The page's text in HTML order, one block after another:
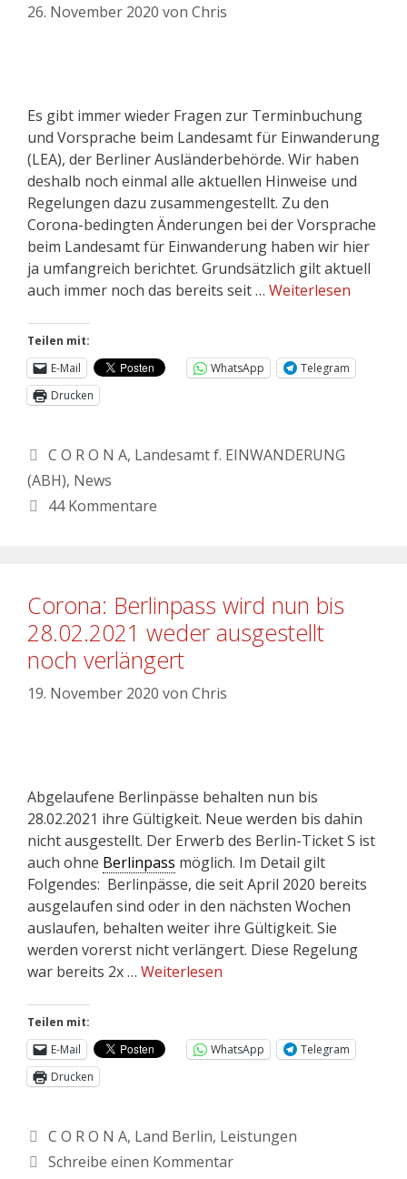
26. November 2020 von Chris
Es gibt immer wieder Fragen zur Terminbuchung
und Vorsprache beim Landesamt für Einwanderung
(LEA), der Berliner Ausländerbehörde. Wir haben
deshalb noch einmal alle aktuellen Hinweise und
Regelungen dazu zusammengestellt. Zu den
Corona-bedingten Änderungen bei der Vorsprache
beim Landesamt für Einwanderung haben wir hier
ja umfangreich berichtet. Grundsätzlich gilt aktuell
auch immer noch das bereits seit … Weiterlesen
Teilen mit:
E-Mail
WhatsApp
Telegram
Drucken
C O R O N A, Landesamt f. EINWANDERUNG
(ABH), News
44 Kommentare
Corona: Berlinpass wird nun bis
28.02.2021 weder ausgestellt
noch verlängert
19. November 2020 von Chris
Abgelaufene Berlinpässe behalten nun bis
28.02.2021 ihre Gültigkeit. Neue werden bis dahin
nicht ausgestellt. Der Erwerb des Berlin-Ticket S ist
auch ohne Berlinpass möglich. Im Detail gilt
Folgendes: Berlinpässe, die seit April 2020 bereits
ausgelaufen sind oder in den nächsten Wochen
auslaufen, behalten weiter ihre Gültigkeit. Sie
werden vorerst nicht verlängert. Diese Regelung
war bereits 2x … Weiterlesen
Teilen mit:
E-Mail
WhatsApp
Telegram
Drucken
C O R O N A, Land Berlin, Leistungen
Schreibe einen Kommentar